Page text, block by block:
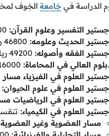
الدراسة في جَامعة الجَوف
التفسير وعلوم القرآن:
الحديث وعلومه: 46800 ريال سعودي.
الفقه وأصوله: 49200 ريال سعودي.
العالي في المحاماة: 16000 ريال
العلوم في الفيزياء مسار
العلوم في علوم الحيوان:
العلوم في الرياضيات
العلوم في الكيمياء:
مسار العضوية وغير